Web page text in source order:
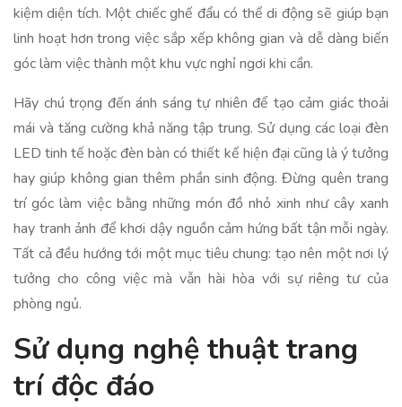
kiệm diện tích. Một chiếc ghế đẩu có thể di động sẽ giúp bạn
linh hoạt hơn trong việc sắp xếp không gian và dễ dàng biến
góc làm việc thành một khu vực nghỉ ngơi khi cần.
Hãy chú trọng đến ánh sáng tự nhiên để tạo cảm giác thoải
mái và tăng cường khả năng tập trung. Sử dụng các loại đèn
LED tinh tế hoặc đèn bàn có thiết kế hiện đại cũng là ý tưởng
hay giúp không gian thêm phần sinh động. Đừng quên trang
trí góc làm việc bằng những món đồ nhỏ xinh như cây xanh
hay tranh ảnh để khơi dậy nguồn cảm hứng bất tận mỗi ngày.
Tất cả đều hướng tới một mục tiêu chung: tạo nên một nơi lý
tưởng cho công việc mà vẫn hài hòa với sự riêng tư của
phòng ngủ.
Sử dụng nghệ thuật trang
trí độc đáo